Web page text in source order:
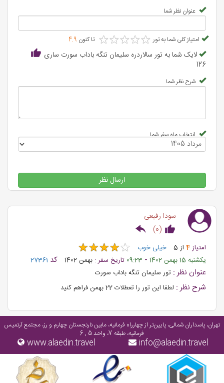
عنوان نظر شما
امتیاز کلی شما به تور ★★★★★
★★★★★ تا کنون 4.9
لایک شما به تور سالاردره سلیمان تنگه باداب سورت ساری
126
شرح نظر شما
انتخاب ماه سفر شما
ارسال نظر
سودا رفیعی
(
0
)
امتیاز4 از 5 خیلی خوب ★★★★★
★★★★★
یکشنبه 15 بهمن 1402 -
09:23 تاریخ سفر : بهمن 1402 کد 27361
عنوان نظر : تور سلیمان تنگه باداب سورت
شرح نظر : لطفا این تور را تعطلات 22 بهمن فراهم کنید
تهران، پاسداران شمالی، پایین‌تر از چهارراه فرمانیه، مابین نارنجستان چهارم و رز، مجتمع آرتمیس
فرمانیه، طبقه 7، واحد 5 , 6
info@alaedin.travel
www.alaedin.travel